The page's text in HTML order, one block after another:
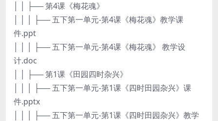
│ │ ├── 第4课《梅花魂》
│ │ │ ├── 五下第一单元-第4课《梅花魂》教学课
件.ppt
│ │ │ ├── 五下第一单元-第4课《梅花魂》 教学设
计.doc
│ │ ├── 第1课《田园四时杂兴》
│ │ │ ├── 五下第一单元-第1课《四时田园杂兴》课
件.pptx
│ │ │ ├── 五下第一单元-第1课《四时田园杂兴》教学